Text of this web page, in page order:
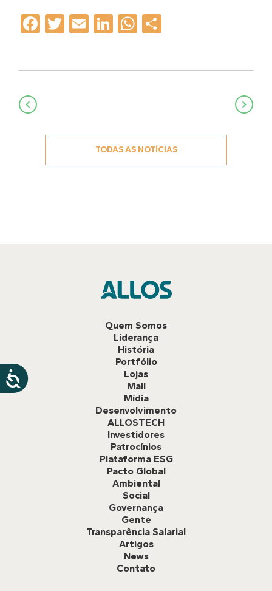
Facebook
Twitter
EmailLinkedIn
WhatsApp
Navegação
TODAS AS NOTÍCIAS
Quem Somos
Liderança
História
Portfólio
Lojas
Mall
Mídia
Desenvolvimento
ALLOSTECH
Investidores
Patrocínios
Plataforma ESG
Pacto Global
Ambiental
Social
Governança
Gente
Transparência Salarial
Artigos
News
Contato